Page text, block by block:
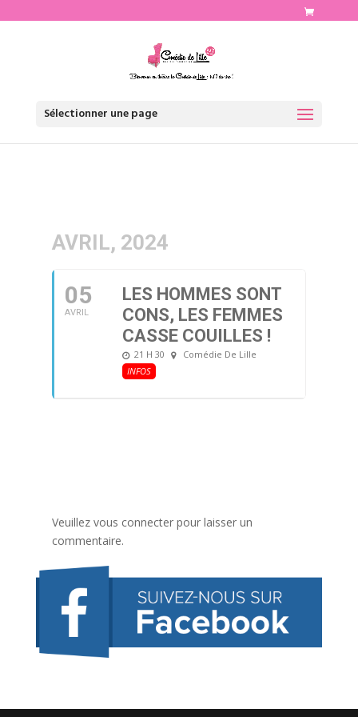
Sélectionner une page
AVRIL, 2024
05
AVRIL
LES HOMMES SONT
CONS, LES FEMMES
CASSE COUILLES !
21 H 30
Comédie De Lille
INFOS
Veuillez vous connecter pour laisser un
commentaire.